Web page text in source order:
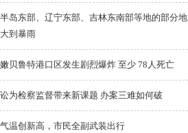
岛东部、辽宁东部、吉林东南部等地的部分地
到暴雨
贝鲁特港口区发生剧烈爆炸 至少 78人死亡
为检察监督带来新课题 办案三难如何破
温创新高，市民全副武装出行